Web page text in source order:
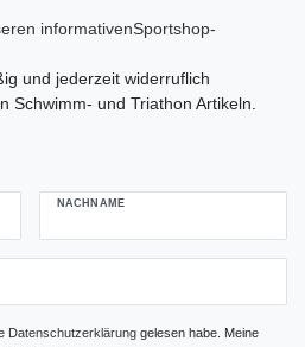
informativenSportshop-
und jederzeit widerruflich
Schwimm- und Triathon Artikeln.
NACHNAME
Daten­schutz­erklärunggelesen habe. Meine